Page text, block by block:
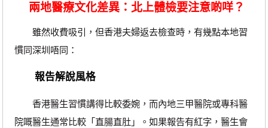
兩地醫療文化差異：北上體檢要注意啲咩？
雖然收費吸引，但香港夫婦返去檢查時，有幾點本地習
慣同深圳唔同：
報告解說風格
香港醫生習慣講得比較委婉，而內地三甲醫院或專科醫
院嘅醫生通常比較「直腸直肚」。如果報告有紅字，醫生會